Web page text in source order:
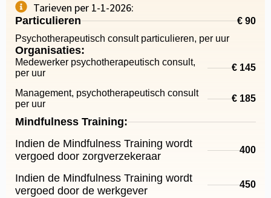
Tarieven per 1-1-2026:
Particulieren
€ 90
Psychotherapeutisch consult particulieren, per uur
Organisaties:
Medewerker psychotherapeutisch consult,
per uur
€ 145
Management, psychotherapeutisch consult
per uur
€ 185
Mindfulness Training:
Indien de Mindfulness Training wordt
vergoed door zorgverzekeraar
400
Indien de Mindfulness Training wordt
vergoed door de werkgever
450